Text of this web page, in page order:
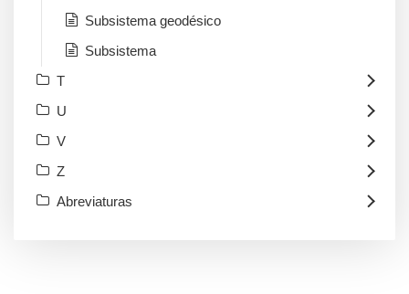
Subsistema geodésico
Subsistema
T
U
V
Z
Abreviaturas